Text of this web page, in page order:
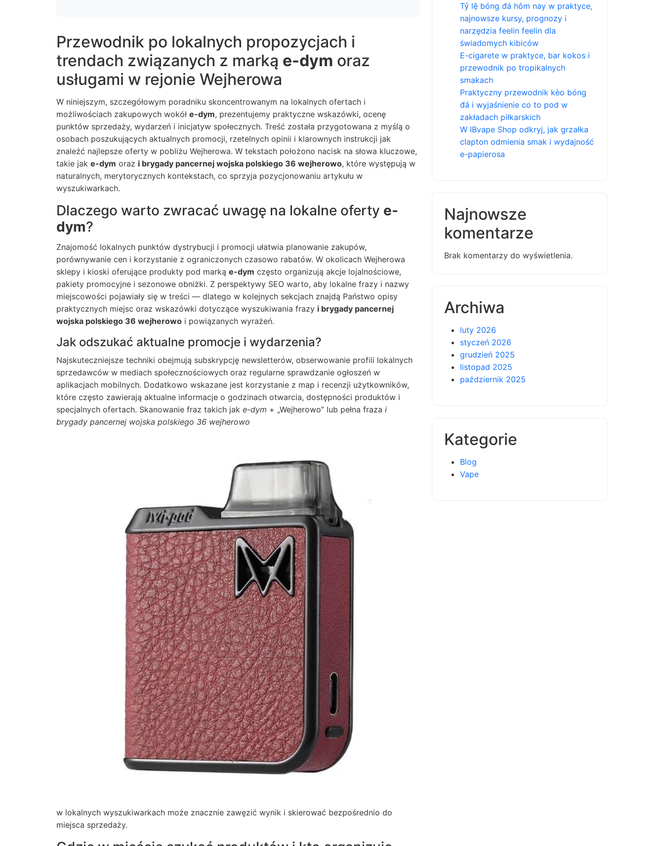
Przewodnik po lokalnych propozycjach i
trendach związanych z marką e-dym oraz
usługami w rejonie Wejherowa
W niniejszym, szczegółowym poradniku skoncentrowanym na lokalnych ofertach i
możliwościach zakupowych wokół e-dym, prezentujemy praktyczne wskazówki, ocenę
punktów sprzedaży, wydarzeń i inicjatyw społecznych. Treść została przygotowana z myślą o
osobach poszukujących aktualnych promocji, rzetelnych opinii i klarownych instrukcji jak
znaleźć najlepsze oferty w pobliżu Wejherowa. W tekstach położono nacisk na słowa kluczowe,
takie jak e-dym oraz i brygady pancernej wojska polskiego 36 wejherowo, które występują w
naturalnych, merytorycznych kontekstach, co sprzyja pozycjonowaniu artykułu w
wyszukiwarkach.
Dlaczego warto zwracać uwagę na lokalne oferty e-
dym?
Znajomość lokalnych punktów dystrybucji i promocji ułatwia planowanie zakupów,
porównywanie cen i korzystanie z ograniczonych czasowo rabatów. W okolicach Wejherowa
sklepy i kioski oferujące produkty pod marką e-dym często organizują akcje lojalnościowe,
pakiety promocyjne i sezonowe obniżki. Z perspektywy SEO warto, aby lokalne frazy i nazwy
miejscowości pojawiały się w treści — dlatego w kolejnych sekcjach znajdą Państwo opisy
praktycznych miejsc oraz wskazówki dotyczące wyszukiwania frazy i brygady pancernej
wojska polskiego 36 wejherowo i powiązanych wyrażeń.
Jak odszukać aktualne promocje i wydarzenia?
Najskuteczniejsze techniki obejmują subskrypcję newsletterów, obserwowanie profili lokalnych
sprzedawców w mediach społecznościowych oraz regularne sprawdzanie ogłoszeń w
aplikacjach mobilnych. Dodatkowo wskazane jest korzystanie z map i recenzji użytkowników,
które często zawierają aktualne informacje o godzinach otwarcia, dostępności produktów i
specjalnych ofertach. Skanowanie fraz takich jak e-dym + „Wejherowo” lub pełna fraza i
brygady pancernej wojska polskiego 36 wejherowo
w lokalnych wyszukiwarkach może znacznie zawęzić wynik i skierować bezpośrednio do
miejsca sprzedaży.
Tỷ lệ bóng đá hôm nay w praktyce,
najnowsze kursy, prognozy i
narzędzia feelin feelin dla
świadomych kibiców
E-cigarete w praktyce, bar kokos i
przewodnik po tropikalnych
smakach
Praktyczny przewodnik kèo bóng
đá i wyjaśnienie co to pod w
zakładach piłkarskich
W IBvape Shop odkryj, jak grzałka
clapton odmienia smak i wydajność
e-papierosa
Najnowsze
komentarze
Brak komentarzy do wyświetlenia.
Archiwa
luty 2026
styczeń 2026
grudzień 2025
listopad 2025
październik 2025
Kategorie
Blog
Vape